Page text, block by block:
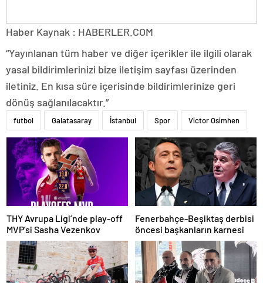
Haber Kaynak : HABERLER.COM
“Yayınlanan tüm haber ve diğer içerikler ile ilgili olarak
yasal bildirimlerinizi bize iletişim sayfası üzerinden
iletiniz. En kısa süre içerisinde bildirimlerinize geri
dönüş sağlanılacaktır.”
futbol Galatasaray İstanbul Spor Victor Osimhen
THY Avrupa Ligi’nde play-off
MVP’si Sasha Vezenkov
Fenerbahçe-Beşiktaş derbisi
öncesi başkanların karnesi